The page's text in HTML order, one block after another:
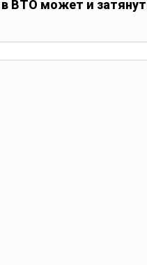
в ВТО может и